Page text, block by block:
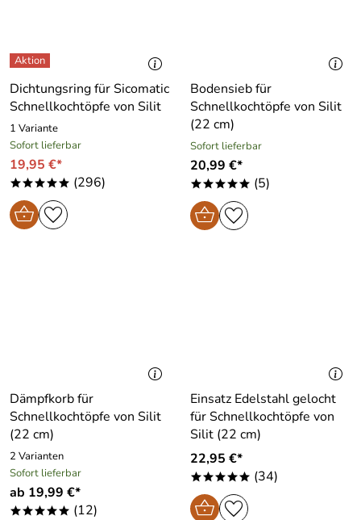
Dichtungsring für Sicomatic
Schnellkochtöpfe von Silit
1 Variante
Sofort lieferbar
19,95 €*
***** (296)
Bodensieb für
Schnellkochtöpfe von Silit
(22 cm)
Sofort lieferbar
20,99 €*
***** (5)
Dämpfkorb für
Schnellkochtöpfe von Silit
(22 cm)
2 Varianten
Sofort lieferbar
ab 19,99 €*
***** (12)
Einsatz Edelstahl gelocht
für Schnellkochtöpfe von
Silit (22 cm)
22,95 €*
***** (34)